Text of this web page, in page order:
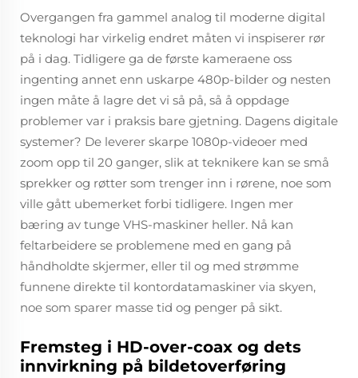
Overgangen fra gammel analog til moderne digital
teknologi har virkelig endret måten vi inspiserer rør
på i dag. Tidligere ga de første kameraene oss
ingenting annet enn uskarpe 480p-bilder og nesten
ingen måte å lagre det vi så på, så å oppdage
problemer var i praksis bare gjetning. Dagens digitale
systemer? De leverer skarpe 1080p-videoer med
zoom opp til 20 ganger, slik at teknikere kan se små
sprekker og røtter som trenger inn i rørene, noe som
ville gått ubemerket forbi tidligere. Ingen mer
bæring av tunge VHS-maskiner heller. Nå kan
feltarbeidere se problemene med en gang på
håndholdte skjermer, eller til og med strømme
funnene direkte til kontordatamaskiner via skyen,
noe som sparer masse tid og penger på sikt.
Fremsteg i HD-over-coax og dets
innvirkning på bildetoverføring